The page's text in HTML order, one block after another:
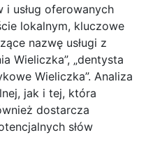
usług oferowanych
lokalnym, kluczowe
nazwę usługi z
Wieliczka”, „dentysta
Wieliczka”. Analiza
jak i tej, która
dostarcza
słów